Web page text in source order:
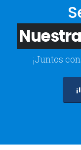
¡Juntos